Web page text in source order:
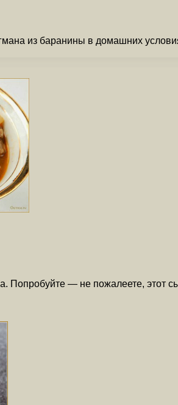
из баранины в домашних
Попробуйте — не пожалеете,